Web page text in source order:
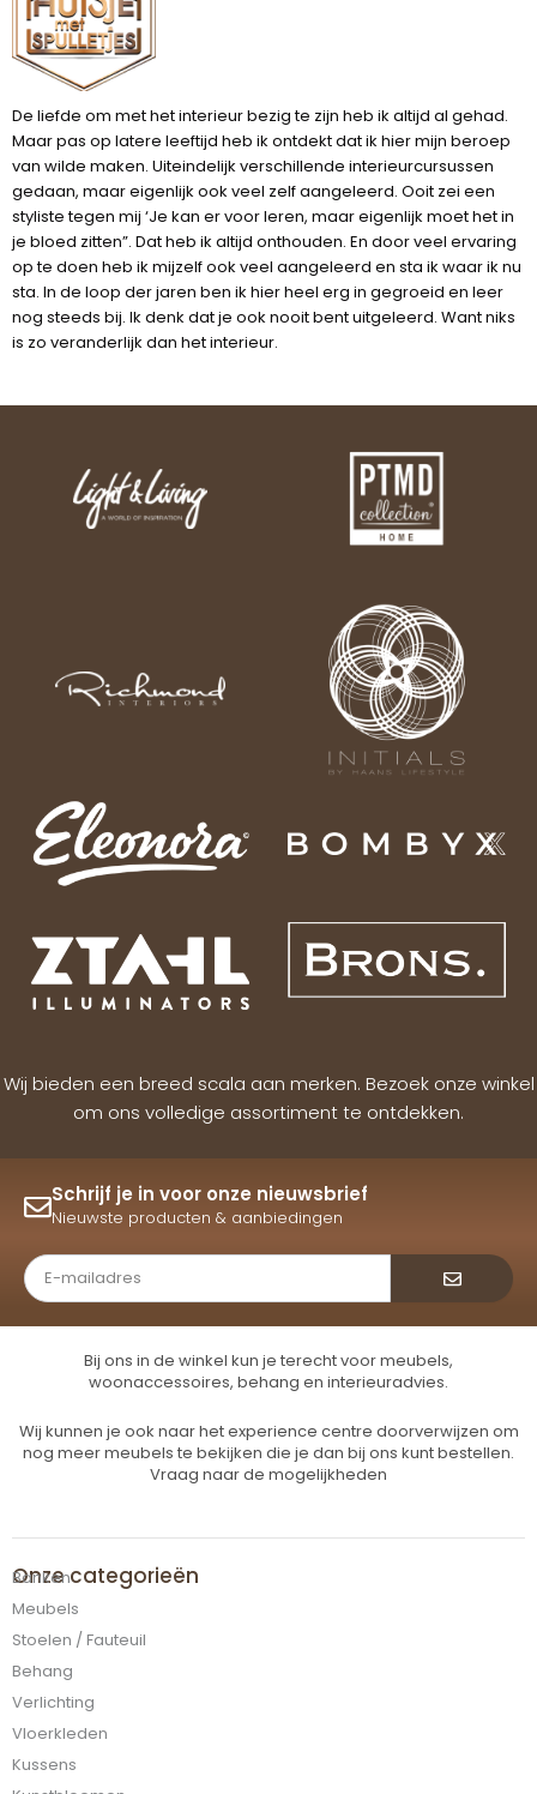
De liefde om met het interieur bezig te zijn heb ik altijd al gehad.
Maar pas op latere leeftijd heb ik ontdekt dat ik hier mijn beroep
van wilde maken. Uiteindelijk verschillende interieurcursussen
gedaan, maar eigenlijk ook veel zelf aangeleerd. Ooit zei een
styliste tegen mij ‘Je kan er voor leren, maar eigenlijk moet het in
je bloed zitten”. Dat heb ik altijd onthouden. En door veel ervaring
op te doen heb ik mijzelf ook veel aangeleerd en sta ik waar ik nu
sta. In de loop der jaren ben ik hier heel erg in gegroeid en leer
nog steeds bij. Ik denk dat je ook nooit bent uitgeleerd. Want niks
is zo veranderlijk dan het interieur.
Wij bieden een breed scala aan merken. Bezoek onze winkel
om ons volledige assortiment te ontdekken.
Schrijf je in voor onze nieuwsbrief
Nieuwste producten & aanbiedingen
Bij ons in de winkel kun je terecht voor meubels,
woonaccessoires, behang en interieuradvies.
Wij kunnen je ook naar het experience centre doorverwijzen om
nog meer meubels te bekijken die je dan bij ons kunt bestellen.
Vraag naar de mogelijkheden
Onze categorieën
Banken
Meubels
Stoelen / Fauteuil
Behang
Verlichting
Vloerkleden
Kussens